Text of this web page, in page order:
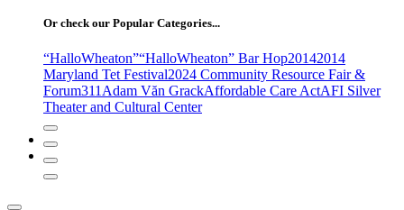
Or check our Popular Categories...
“HalloWheaton”“HalloWheaton” Bar Hop20142014
Maryland Tet Festival2024 Community Resource Fair &
Forum311 Adam Văn GrackAffordable Care ActAFI Silver
Theater and Cultural Center